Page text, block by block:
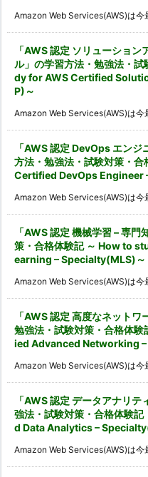
Amazon Web Services(AWS)は今
「AWS 認定 ソリューショ
ル」の学習方法・勉強法・
dy for AWS Certified
P)～
Amazon Web Services(AWS)は今
「AWS 認定 DevOps エン
方法・勉強法・試験対策・
Certified DevOps Engineer
Amazon Web Services(AWS)は今
「AWS 認定 機械学習 – 専
策・合格体験記 ～ How to
earning – Specialty(MLS)～
Amazon Web Services(AWS)は今
「AWS 認定 高度なネットワ
勉強法・試験対策・合格体
ied Advanced Networking
Amazon Web Services(AWS)は今
「AWS 認定 データアナリ
強法・試験対策・合格体験
d Data Analytics –
Amazon Web Services(AWS)は今